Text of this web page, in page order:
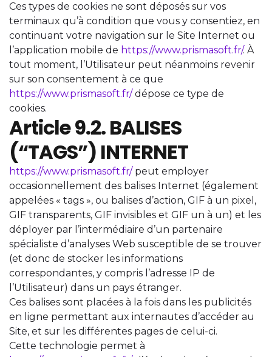
Ces types de cookies ne sont déposés sur vos
terminaux qu’à condition que vous y consentiez, en
continuant votre navigation sur le Site Internet ou
l’application mobile de https://www.prismasoft.fr/. À
tout moment, l’Utilisateur peut néanmoins revenir
sur son consentement à ce que
https://www.prismasoft.fr/dépose ce type de
cookies.
Article 9.2. BALISES
(“TAGS”) INTERNET
https://www.prismasoft.fr/peut employer
occasionnellement des balises Internet (également
appelées « tags », ou balises d’action, GIF à un pixel,
GIF transparents, GIF invisibles et GIF un à un) et les
déployer par l’intermédiaire d’un partenaire
spécialiste d’analyses Web susceptible de se trouver
(et donc de stocker les informations
correspondantes, y compris l’adresse IP de
l’Utilisateur) dans un pays étranger.
Ces balises sont placées à la fois dans les publicités
en ligne permettant aux internautes d’accéder au
Site, et sur les différentes pages de celui-ci.
Cette technologie permet à